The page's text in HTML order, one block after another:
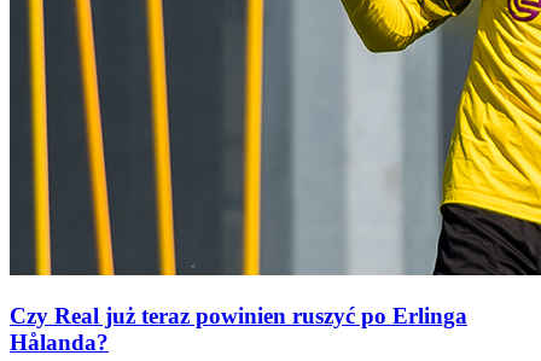
Czy Real już teraz powinien ruszyć po Erlinga
Hålanda?